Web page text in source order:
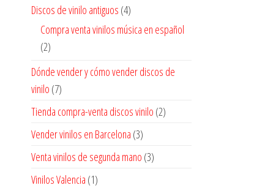
Discos de vinilo antiguos (4)
Compra venta vinilos música en español
(2)
Dónde vender y cómo vender discos de
vinilo (7)
Tienda compra-venta discos vinilo (2)
Vender vinilos en Barcelona (3)
Venta vinilos de segunda mano (3)
Vinilos Valencia (1)